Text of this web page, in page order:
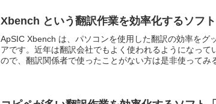
Xbench という翻訳作業を効率化するソフ
ApSIC Xbench は、パソコンを使用した翻訳の効率をグ
アです。近年は翻訳会社でもよく使われるようになっ
ので、翻訳関係者で使ったことがない方は是非使ってみ